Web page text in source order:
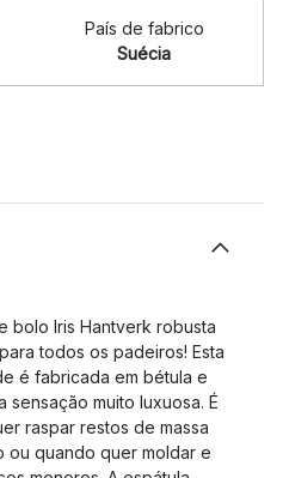
País de fabrico
Suécia
bolo Iris Hantverk robusta
todos os padeiros! Esta
é fabricada em bétula e
sensação muito luxuosa. É
raspar restos de massa
ou quando quer moldar e